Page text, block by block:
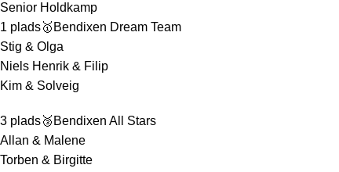
Senior Holdkamp
1 plads🥇Bendixen Dream Team
Stig & Olga
Niels Henrik & Filip
Kim & Solveig
3 plads🥉Bendixen All Stars
Allan & Malene
Torben & Birgitte